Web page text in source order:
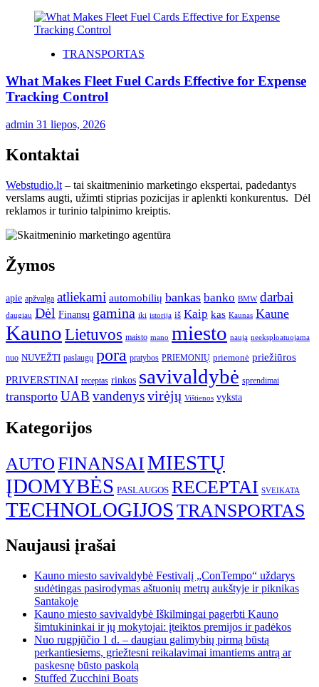
TRANSPORTAS
What Makes Fleet Fuel Cards Effective for Expense
Tracking Control
admin 31 liepos, 2026
Kontaktai
Webstudio.lt – tai skaitmeninio marketingo ekspertai, padedantys
verslams augti, užimti stiprias pozicijas ir aplenkti konkurentus. Dėl
reklamos ir turinio talpinimo kreiptis.
Žymos
apie apžvalga atliekami automobilių bankas banko BMW darbai
daugiau Dėl Finansų gamina iki istorija iš Kaip kas Kaunas Kaune
KaunoLietuvos maisto mano miesto naują neeksploatuojama
nuo NUVEŽTI paslaugų pora pratybos PRIEMONIŲ priemonė priežiūros
PRIVERSTINAI receptas rinkos savivaldybė sprendimai
transporto UAB vandenysvirėjų Vištienos vyksta
Kategorijos
AUTOFINANSAIMIESTŲ
ĮDOMYBĖS PASLAUGOS RECEPTAI SVEIKATA
TECHNOLOGIJOSTRANSPORTAS
Naujausi įrašai
Kauno miesto savivaldybė Festivalį „ConTempo“ uždarys
sudėtingas pasirodymas aštuonių metrų aukštyje ir piknikas
Santakoje
Kauno miesto savivaldybė Iškilmingai pagerbti Kauno
šimtukininkai ir jų mokytojai: įteiktos premijos ir padėkos
Nuo rugpjūčio 1 d. – daugiau galimybių pirmą būstą
perkantiesiems, griežtesni reikalavimai imantiems antrą ar
paskesnę būsto paskolą
Stuffed Zucchini Boats